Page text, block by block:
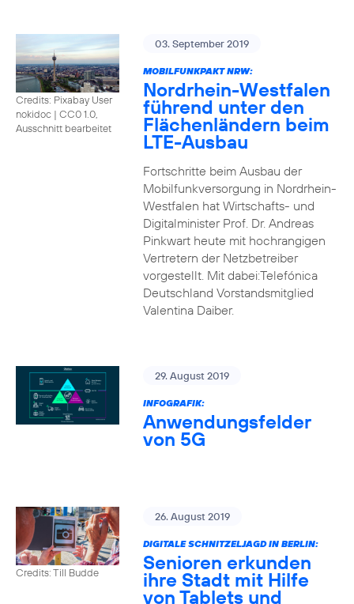
Credits: Pixabay User
nokidoc | CC0 1.0,
Ausschnitt bearbeitet
03. September 2019
MOBILFUNKPAKT NRW:
Nordrhein-Westfalen
führend unter den
Flächenländern beim
LTE-Ausbau
Fortschritte beim Ausbau der
Mobilfunkversorgung in Nordrhein-
Westfalen hat Wirtschafts- und
Digitalminister Prof. Dr. Andreas
Pinkwart heute mit hochrangigen
Vertretern der Netzbetreiber
vorgestellt. Mit dabei:Telefónica
Deutschland Vorstandsmitglied
Valentina Daiber.
29. August 2019
INFOGRAFIK:
Anwendungsfelder
von 5G
Credits: Till Budde
26. August 2019
DIGITALE SCHNITZELJAGD IN BERLIN:
Senioren erkunden
ihre Stadt mit Hilfe
von Tablets und